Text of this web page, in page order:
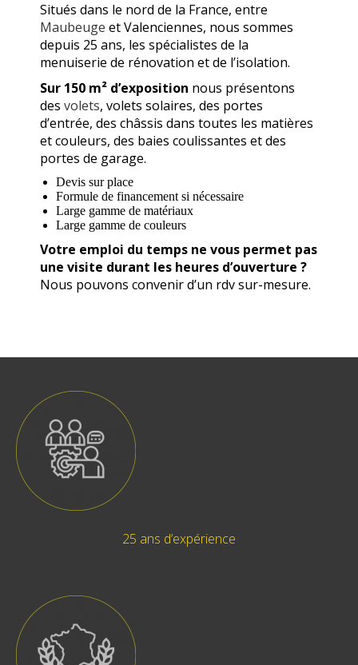
Situés dans le nord de la France, entre
Maubeuge et Valenciennes, nous sommes
depuis 25 ans, les spécialistes de la
menuiserie de rénovation et de l’isolation.
Sur 150 m² d’exposition nous présentons
des volets, volets solaires, des portes
d’entrée, des châssis dans toutes les matières
et couleurs, des baies coulissantes et des
portes de garage.
Devis sur place
Formule de financement si nécessaire
Large gamme de matériaux
Large gamme de couleurs
Votre emploi du temps ne vous permet pas
une visite durant les heures d’ouverture ?
Nous pouvons convenir d’un rdv sur-mesure.
25 ans d’expérience